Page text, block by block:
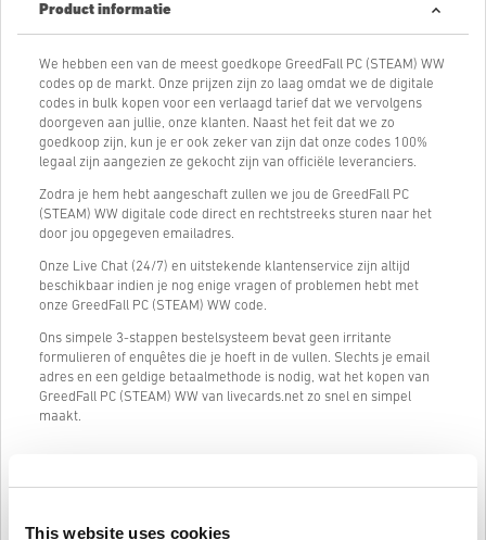
This website uses cookies
Product informatie
We hebben een van de meest goedkope GreedFall PC (STEAM) WW
codes op de markt. Onze prijzen zijn zo laag omdat we de digitale
codes in bulk kopen voor een verlaagd tarief dat we vervolgens
doorgeven aan jullie, onze klanten. Naast het feit dat we zo
goedkoop zijn, kun je er ook zeker van zijn dat onze codes 100%
legaal zijn aangezien ze gekocht zijn van officiële leveranciers.
Zodra je hem hebt aangeschaft zullen we jou de GreedFall PC
(STEAM) WW digitale code direct en rechtstreeks sturen naar het
door jou opgegeven emailadres.
Onze Live Chat (24/7) en uitstekende klantenservice zijn altijd
beschikbaar indien je nog enige vragen of problemen hebt met
onze GreedFall PC (STEAM) WW code.
Ons simpele 3-stappen bestelsysteem bevat geen irritante
formulieren of enquêtes die je hoeft in de vullen. Slechts je email
adres en een geldige betaalmethode is nodig, wat het kopen van
GreedFall PC (STEAM) WW van livecards.net zo snel en simpel
maakt.
Hoe het werkt op Livecards.net
Voorwaarden